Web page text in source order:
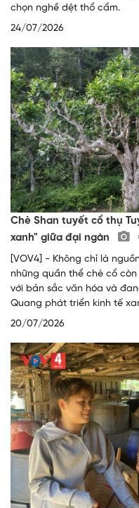
chọn nghề dệt thổ cẩm.
24/07/2026
Chè Shan tuyết cổ thụ
xanh" giữa đại ngàn
[VOV4] - Không chỉ là
những quần thể chè cổ
với bản sắc văn hóa và
Quang phát triển kinh tế
20/07/2026